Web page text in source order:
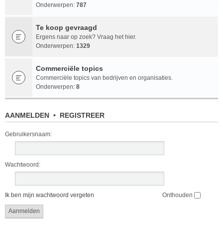
Onderwerpen: 787
Te koop gevraagd
Ergens naar op zoek? Vraag het hier.
Onderwerpen: 1329
Commerciële topics
Commerciële topics van bedrijven en organisaties.
Onderwerpen: 8
AANMELDEN • REGISTREER
Gebruikersnaam:
Wachtwoord:
Ik ben mijn wachtwoord vergeten Onthouden